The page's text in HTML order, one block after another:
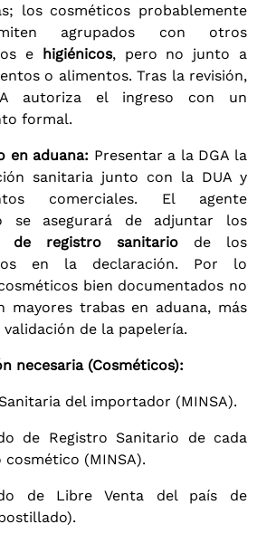
los cosméticos probablemente
agrupados con otros
e higiénicos, pero no junto a
o alimentos. Tras la revisión,
autoriza el ingreso con un
formal.
en aduana: Presentar a la DGA la
sanitaria junto con la DUA y
comerciales. El agente
se asegurará de adjuntar los
de registro sanitario de los
en la declaración. Por lo
bien documentados no
mayores trabas en aduana, más
de la papelería.
necesaria (Cosméticos):
del importador (MINSA).
de Registro Sanitario de cada
(MINSA).
de Libre Venta del país de